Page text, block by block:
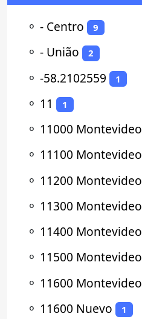
⚬ - Centro 9
⚬ - União 2
⚬ -58.2102559 1
⚬ 11 1
⚬ 11000 Montevideo
⚬ 11100 Montevideo
⚬ 11200 Montevideo
⚬ 11300 Montevideo
⚬ 11400 Montevideo
⚬ 11500 Montevideo
⚬ 11600 Montevideo
⚬ 11600 Nuevo 1